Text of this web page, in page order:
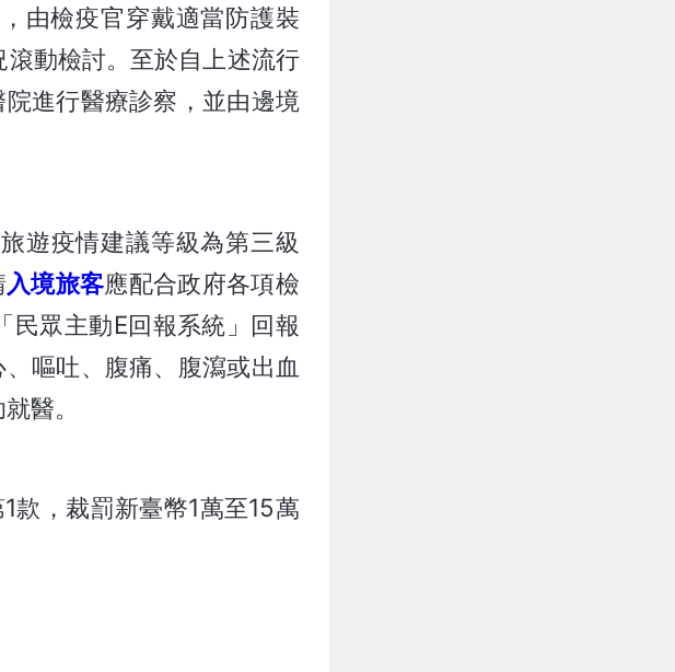
由檢疫官穿戴適當防護裝
滾動檢討。至於自上述流行
進行醫療診察，並由邊境
遊疫情建議等級為第三級
入境旅客應配合政府各項檢
民眾主動E回報系統」回報
嘔吐、腹痛、腹瀉或出血
醫。
款，裁罰新臺幣1萬至15萬